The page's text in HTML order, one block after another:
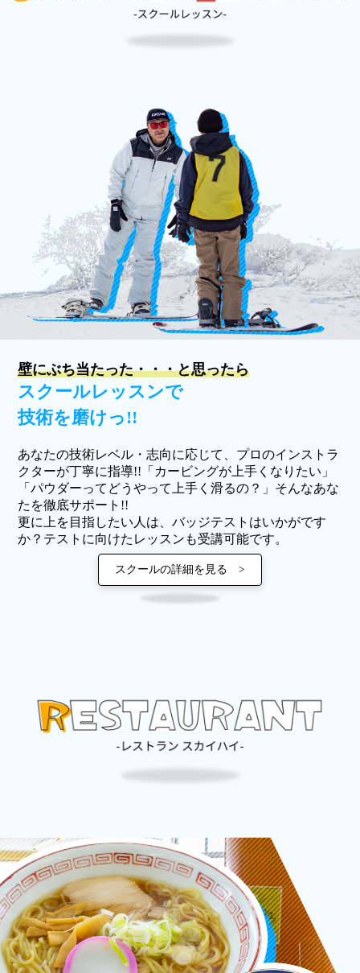
壁にぶち当たった・・・と思ったら
スクールレッスンで
技術を磨けっ!!
あなたの技術レベル・志向に応じて、プロのインストラ
クターが丁寧に指導!!「カービングが上手くなりたい」
「パウダーってどうやって上手く滑るの？」そんなあな
たを徹底サポート!!
更に上を目指したい人は、バッジテストはいかがです
か？テストに向けたレッスンも受講可能です。
スクールの詳細を見る >